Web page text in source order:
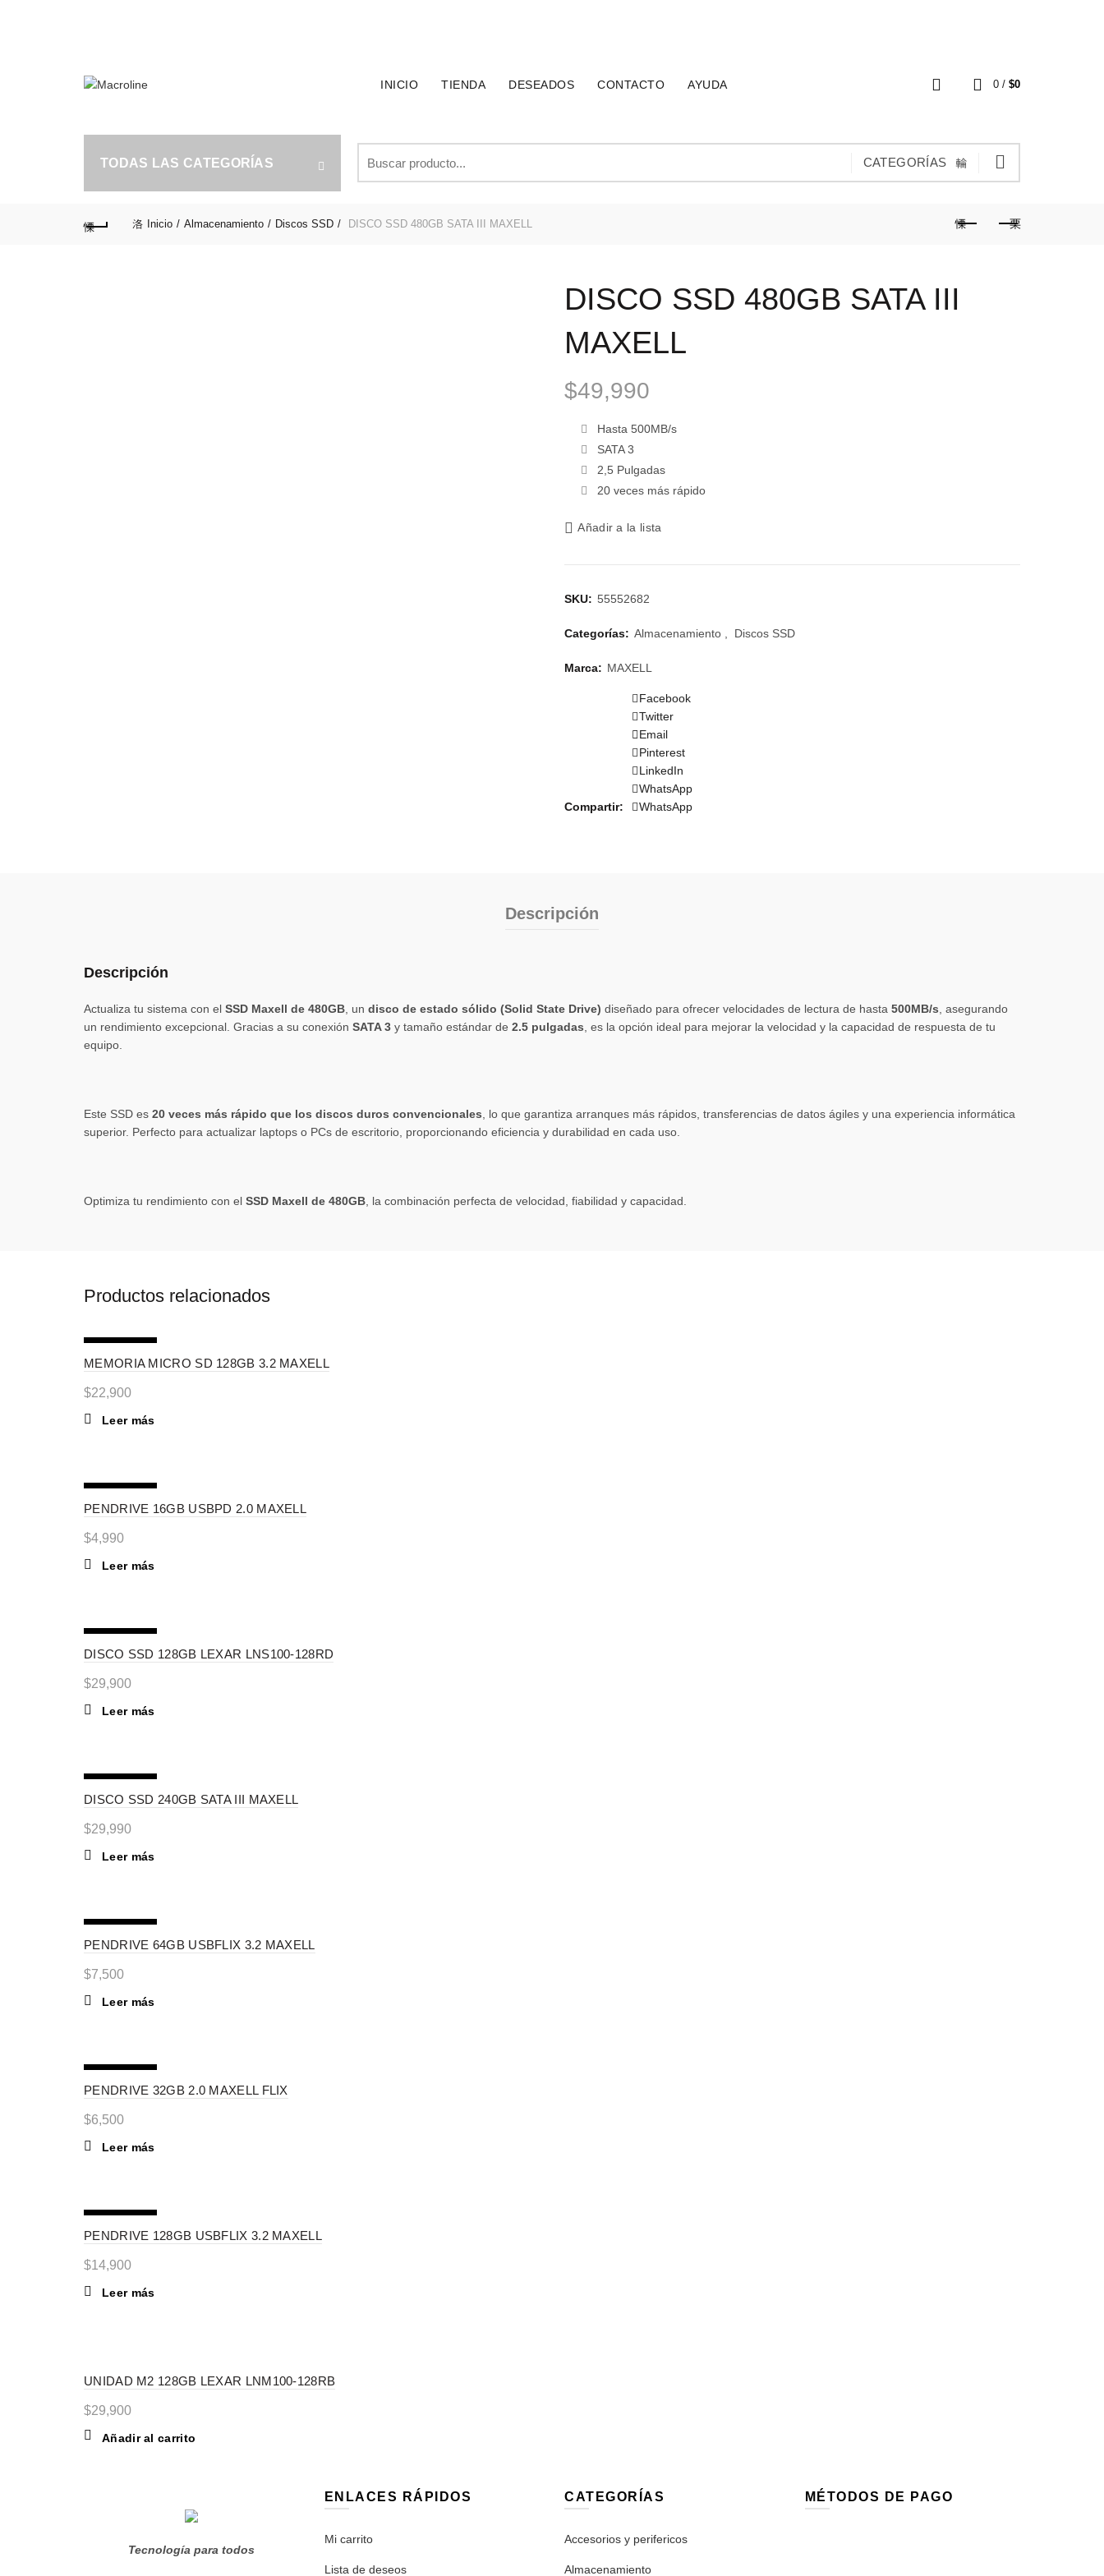
INICIO TIENDA DESEADOS CONTACTO AYUDA 0 / $0
TODAS LAS CATEGORÍAS
por:
CATEGORÍAS
Inicio Almacenamiento Discos SSD DISCO SSD 480GB SATA III MAXELL
DISCO SSD 480GB SATA III
MAXELL
$49,990
Hasta 500MB/s
SATA 3
2,5 Pulgadas
20 veces más rápido
Añadir a la lista
SKU: 55552682
Categorías: Almacenamiento Discos SSD
Marca: MAXELL
Compartir
Facebook
Twitter
Email
Pinterest
LinkedIn
WhatsApp
WhatsApp
Descripción
Descripción
Actualiza tu sistema con el SSD Maxell de 480GB , un disco de estado sólido (Solid State Drive) diseñado para ofrecer velocidades de lectura de hasta 500MB/s , asegurando
un rendimiento excepcional. Gracias a su conexión SATA 3 y tamaño estándar de 2.5 pulgadas , es la opción ideal para mejorar la velocidad y la capacidad de respuesta de tu
equipo.
Este SSD es 20 veces más rápido que los discos duros convencionales , lo que garantiza arranques más rápidos, transferencias de datos ágiles y una experiencia informática
superior. Perfecto para actualizar laptops o PCs de escritorio, proporcionando eficiencia y durabilidad en cada uso.
Optimiza tu rendimiento con el SSD Maxell de 480GB , la combinación perfecta de velocidad, fiabilidad y capacidad.
Productos relacionados
MEMORIA MICRO SD 128GB 3.2 MAXELL
$22,900
Leer más
PENDRIVE 16GB USBPD 2.0 MAXELL
$4,990
Leer más
DISCO SSD 128GB LEXAR LNS100-128RD
$29,900
Leer más
DISCO SSD 240GB SATA III MAXELL
$29,990
Leer más
PENDRIVE 64GB USBFLIX 3.2 MAXELL
$7,500
Leer más
PENDRIVE 32GB 2.0 MAXELL FLIX
$6,500
Leer más
PENDRIVE 128GB USBFLIX 3.2 MAXELL
$14,900
Leer más
UNIDAD M2 128GB LEXAR LNM100-128RB
$29,900
Añadir al carrito
Tecnología para todos
ENLACES RÁPIDOS
Mi carrito
Lista de deseos
CATEGORÍAS
Accesorios y perifericos
Almacenamiento
MÉTODOS DE PAGO